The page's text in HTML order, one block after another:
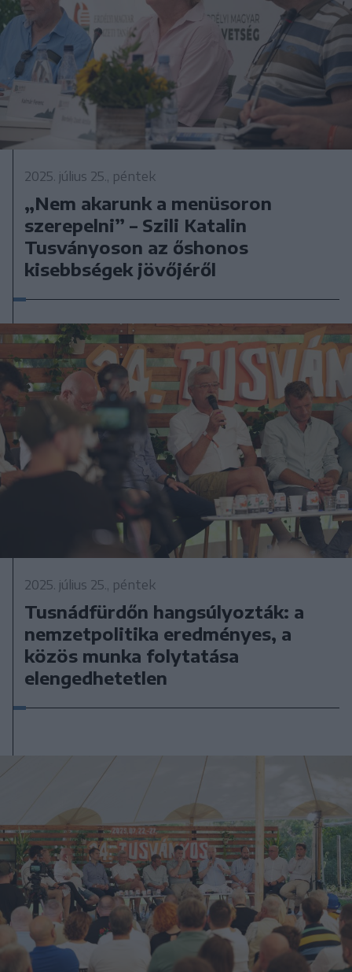
2025. július 25., péntek
„Nem akarunk a menüsoron
szerepelni” – Szili Katalin
Tusványoson az őshonos
kisebbségek jövőjéről
2025. július 25., péntek
Tusnádfürdőn hangsúlyozták: a
nemzetpolitika eredményes, a
közös munka folytatása
elengedhetetlen